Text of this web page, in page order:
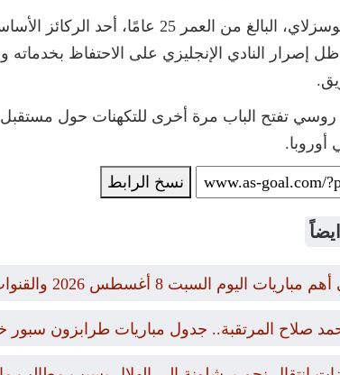
ويعتبر زوبوسزلاي، البالغ من
النادي الإنجليزي على الاحتفاظ بخدماته
تفتح الباب مرة أخرى للتكهنات حول
نسخ الرابط
اليوم السبت 8 أغسطس 2026 والقنوات الناقلة
صلاح المرتقبة.. جدول مباريات طرابزون